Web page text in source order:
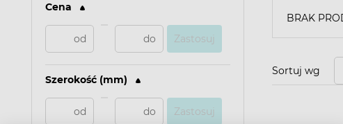
Cena
Zastosuj
Szerokość (mm)
Zastosuj
BRAK
Sortuj wg